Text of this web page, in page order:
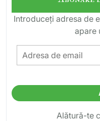
Introduceți adresa de
apare
Adresa
de
Alătură-te